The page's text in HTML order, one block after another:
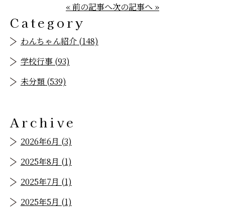
« 前の記事へ次の記事へ »
Category
わんちゃん紹介 (148)
学校行事 (93)
未分類 (539)
Archive
2026年6月 (3)
2025年8月 (1)
2025年7月 (1)
2025年5月 (1)